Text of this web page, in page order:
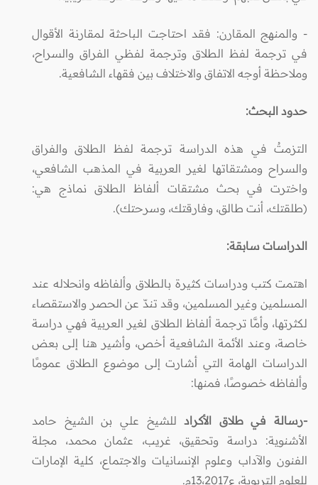
- والمنهج المقارن: فقد احتاجت الباحثة لمقارنة الأقوال
في ترجمة لفظ الطلاق وترجمة لفظي الفراق والسراح،
وملاحظة أوجه الاتفاق والاختلاف بين فقهاء الشافعية.
حدود البحث:
التزمتُ في هذه الدراسة ترجمة لفظ الطلاق والفراق
والسراح ومشتقاتها لغير العربية في المذهب الشافعي،
واخترت في بحث مشتقات ألفاظ الطلاق نماذج هي:
(طلقتك، أنت طالق، وفارقتك، وسرحتك).
الدراسات سابقة:
اهتمت كتب ودراسات كثيرة بالطلاق وألفاظه وانحلاله عند
المسلمين وغير المسلمين، وقد تندّ عن الحصر والاستقصاء
لكثرتها، وأمَّا ترجمة ألفاظ الطلاق لغير العربية فهي دراسة
خاصة، وعند الأئمة الشافعية أخص، وأشير هنا إلى بعض
الدراسات الهامة التي أشارت إلى موضوع الطلاق عمومًا
وألفاظه خصوصًا، فمنها:
-رسالة في طلاق الأكرادللشيخ علي بن الشيخ حامد
الأشنوية: دراسة وتحقيق، غريب، عثمان محمد، مجلة
الفنون والآداب وعلوم الإنسانيات والاجتماع، كلية الإمارات
للعلوم التربوية، ع13،2017م.